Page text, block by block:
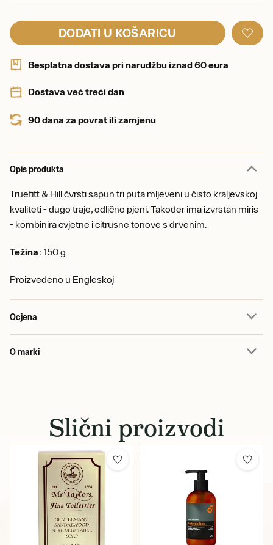
DODATI U KOŠARICU
Besplatna dostava pri narudžbu iznad 60 eura
Dostava već treći dan
90 dana za povrat ili zamjenu
Opis produkta
Truefitt & Hill čvrsti sapun tri puta mljeveni u čisto kraljevskoj
kvaliteti - dugo traje, odlično pjeni. Također ima izvrstan miris
- kombinira cvjetne i citrusne tonove s drvenim.
Težina: 150 g
Proizvedeno u Engleskoj
Ocjena
O marki
Slični proizvodi